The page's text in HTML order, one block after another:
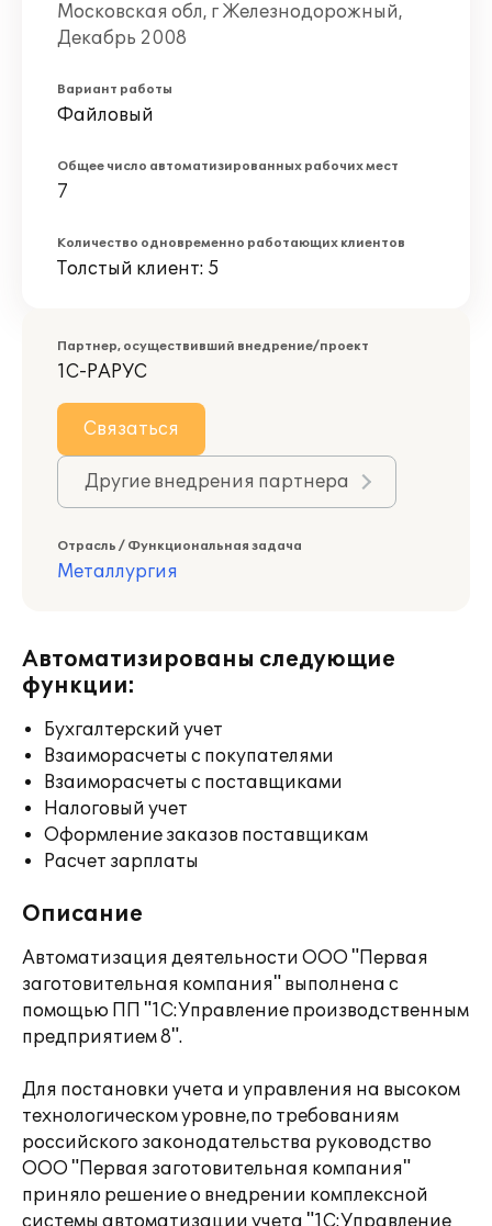
Московская обл, г Железнодорожный,
Декабрь 2008
Вариант работы
Файловый
Общее число автоматизированных рабочих мест
7
Количество одновременно работающих клиентов
Толстый клиент: 5
Партнер, осуществивший внедрение/проект
1С-РАРУС
Связаться
Другие внедрения партнера
Отрасль / Функциональная задача
Металлургия
Автоматизированы следующие
функции:
Бухгалтерский учет
Взаиморасчеты с покупателями
Взаиморасчеты с поставщиками
Налоговый учет
Оформление заказов поставщикам
Расчет зарплаты
Описание
Автоматизация деятельности ООО "Первая
заготовительная компания" выполнена c
помощью ПП "1С:Управление производственным
предприятием 8".
Для постановки учета и управления на высоком
технологическом уровне,по требованиям
российского законодательства руководство
ООО "Первая заготовительная компания"
приняло решение о внедрении комплексной
системы автоматизации учета "1С:Управление